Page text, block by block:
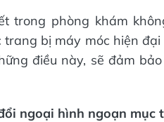
trong phòng khám
trang bị máy móc hiện
điều này, sẽ đảm
ngoại hình ngoạn mục